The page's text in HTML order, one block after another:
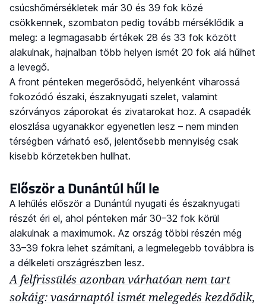
csúcshőmérsékletek már 30 és 39 fok közé
csökkennek, szombaton pedig tovább mérséklődik a
meleg: a legmagasabb értékek 28 és 33 fok között
alakulnak, hajnalban több helyen ismét 20 fok alá hűlhet
a levegő.
A front pénteken megerősödő, helyenként viharossá
fokozódó északi, északnyugati szelet, valamint
szórványos záporokat és zivatarokat hoz. A csapadék
eloszlása ugyanakkor egyenetlen lesz – nem minden
térségben várható eső, jelentősebb mennyiség csak
kisebb körzetekben hullhat.
Először a Dunántúl hűl le
A lehűlés először a Dunántúl nyugati és északnyugati
részét éri el, ahol pénteken már 30–32 fok körül
alakulnak a maximumok. Az ország többi részén még
33–39 fokra lehet számítani, a legmelegebb továbbra is
a délkeleti országrészben lesz.
A felfrissülés azonban várhatóan nem tart
sokáig: vasárnaptól ismét melegedés kezdődik,